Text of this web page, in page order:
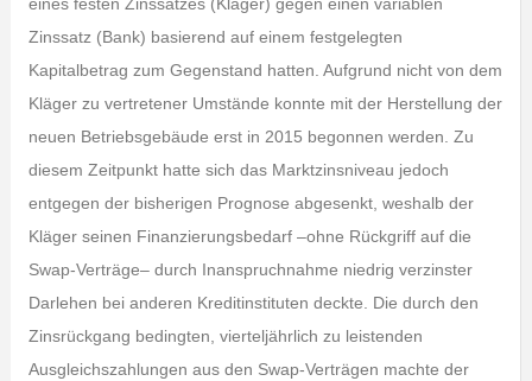
Zinssatz (Bank) basierend auf einem festgelegten
Kapitalbetrag zum Gegenstand hatten. Aufgrund nicht von dem
Kläger zu vertretener Umstände konnte mit der Herstellung der
neuen Betriebsgebäude erst in 2015 begonnen werden. Zu
diesem Zeitpunkt hatte sich das Marktzinsniveau jedoch
entgegen der bisherigen Prognose abgesenkt, weshalb der
Kläger seinen Finanzierungsbedarf –ohne Rückgriff auf die
Swap-Verträge– durch Inanspruchnahme niedrig verzinster
Darlehen bei anderen Kreditinstituten deckte. Die durch den
Zinsrückgang bedingten, vierteljährlich zu leistenden
Ausgleichszahlungen aus den Swap-Verträgen machte der